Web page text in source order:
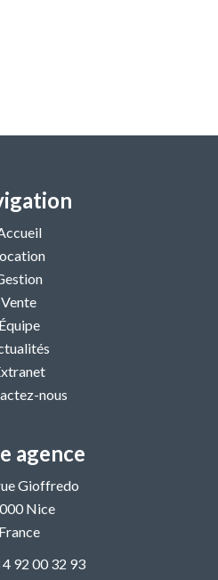
Vente
Équipe
nous
agence
Gioffredo
Nice
France
92 00 32 93